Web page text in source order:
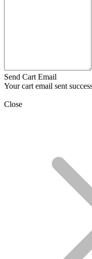
Send Cart Email
Your cart email sent
Close